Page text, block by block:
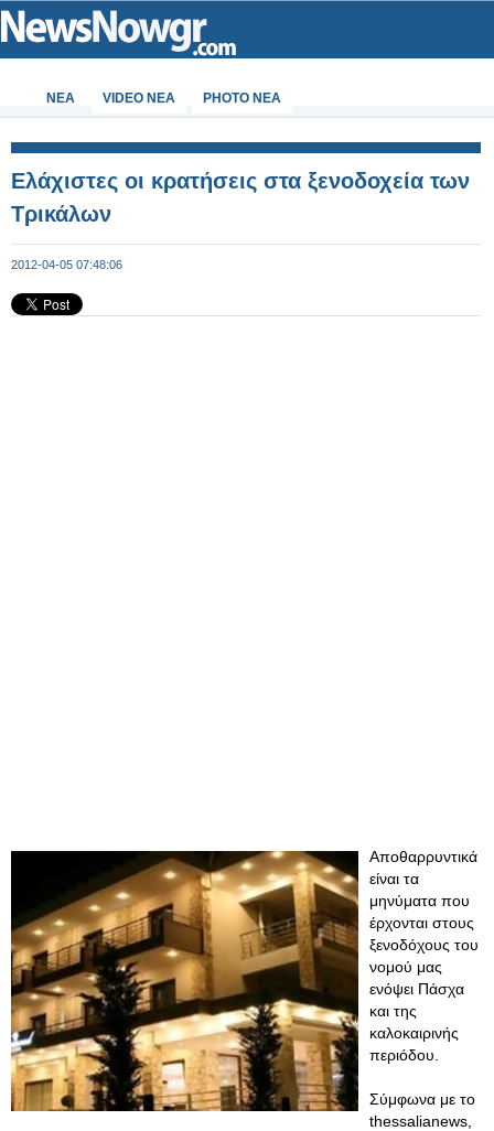
ΝΕΑ VIDEO NEA PHOTO NEA
Ελάχιστες οι κρατήσεις στα ξενοδοχεία των
Τρικάλων
2012-04-05 07:48:06
Αποθαρρυντικά
είναι τα
μηνύματα που
έρχονται στους
ξενοδόχους του
νομού μας
ενόψει Πάσχα
και της
καλοκαιρινής
περιόδου.
Σύμφωνα με το
thessalianews,